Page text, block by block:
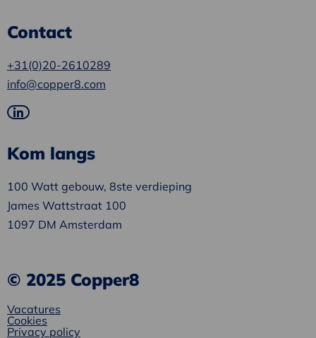
Contact
+31(0)20-2610289
info@copper8.com
Ga
LinkedIn
Kom langs
100 Watt gebouw, 8ste verdieping
James Wattstraat 100
1097 DM Amsterdam
© 2025 Copper8
Vacatures
Cookies
Privacy policy